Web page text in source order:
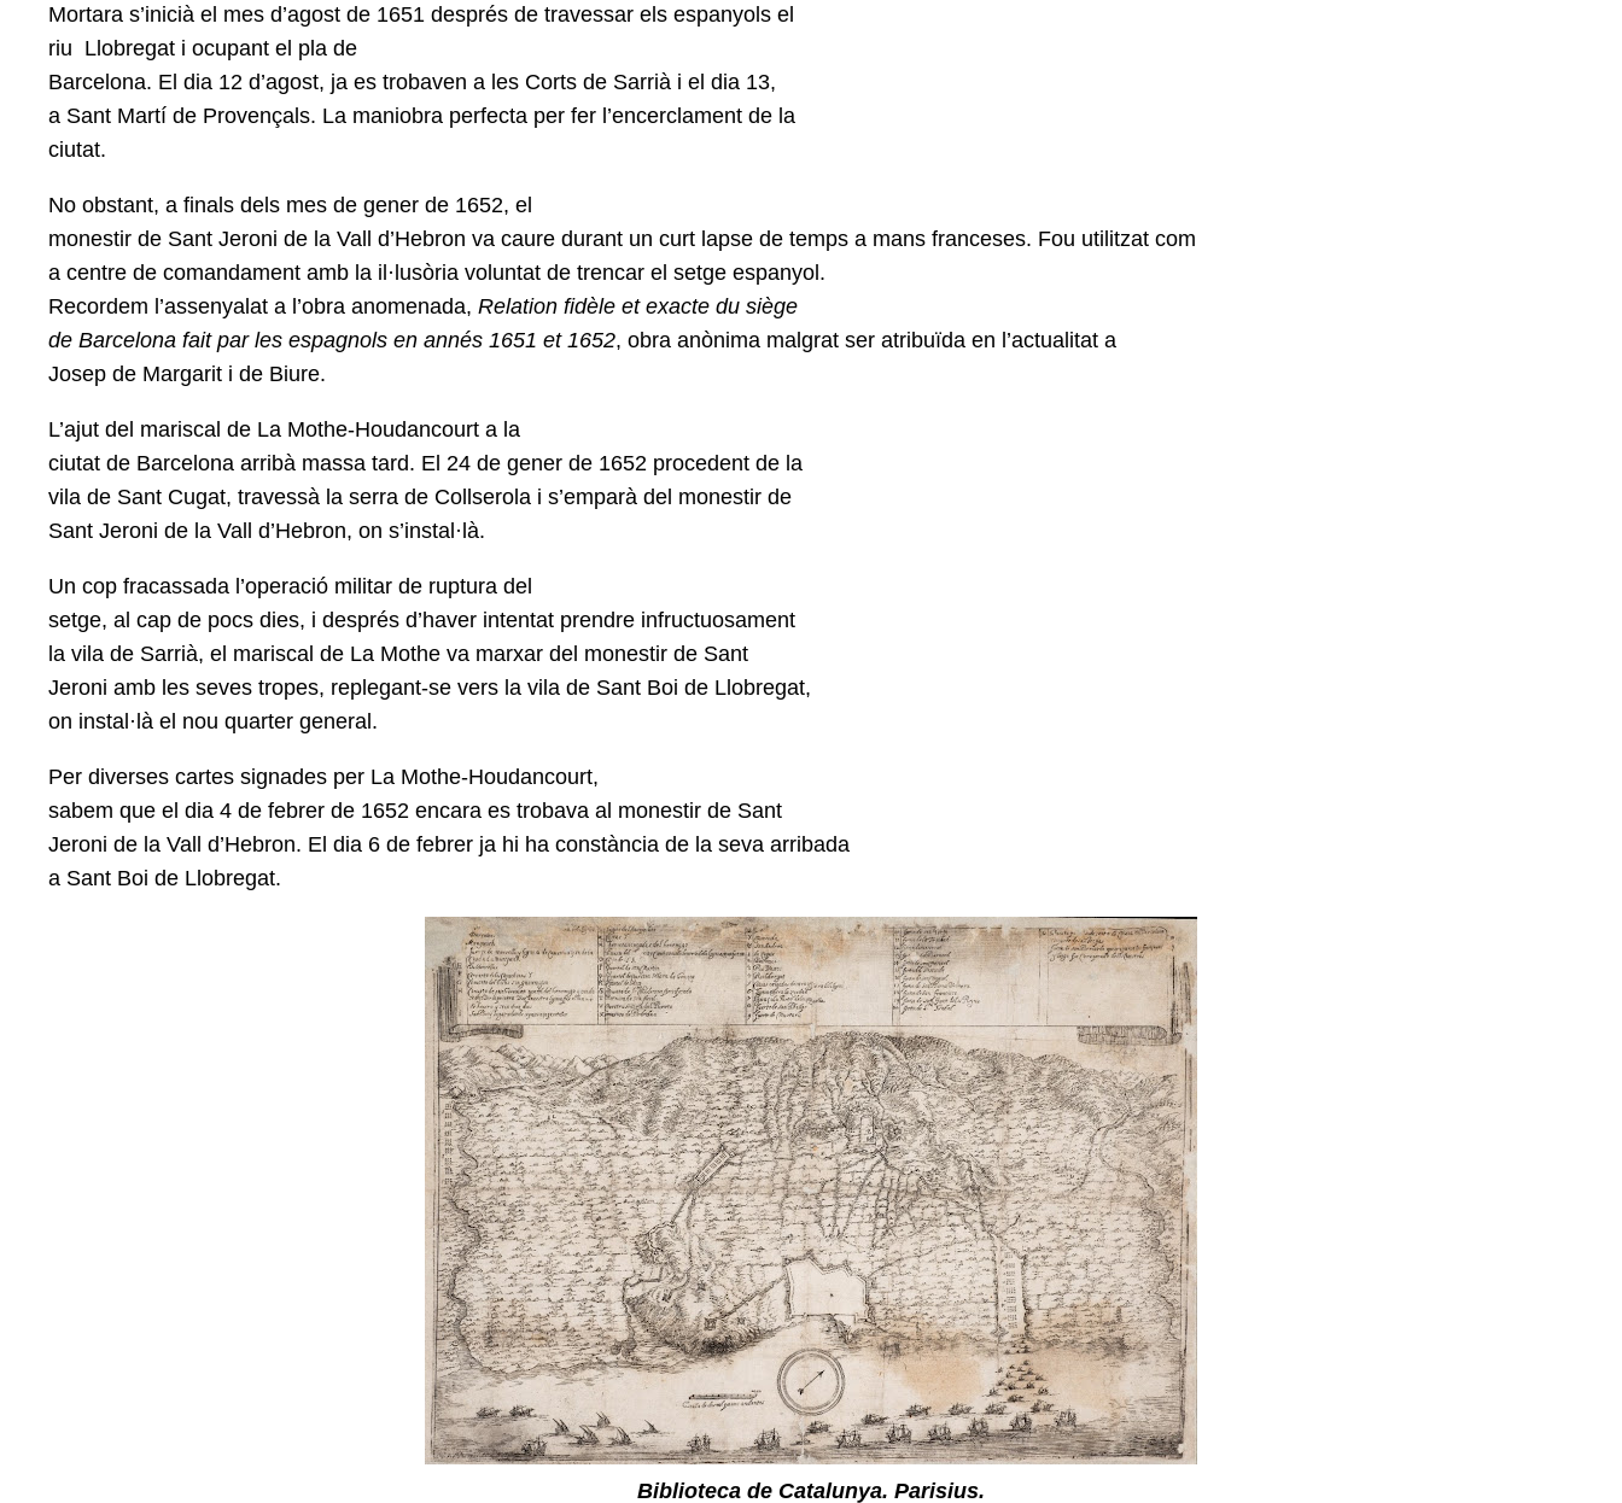
Mortara s’inicià el mes d’agost de 1651 després de travessar els espanyols el
riu Llobregat i ocupant el pla de
Barcelona. El dia 12 d’agost, ja es trobaven a les Corts de Sarrià i el dia 13,
a Sant Martí de Provençals. La maniobra perfecta per fer l’encerclament de la
ciutat.
No obstant, a finals dels mes de gener de 1652, el
monestir de Sant Jeroni de la Vall d’Hebron va caure durant un curt lapse de temps a mans franceses. Fou utilitzat com
a centre de comandament amb la il·lusòria voluntat de trencar el setge espanyol.
Recordem l’assenyalat a l’obra anomenada, Relation fidèle et exacte du siège
de Barcelona fait par les espagnols en annés 1651 et 1652, obra anònima malgrat ser atribuïda en l’actualitat a
Josep de Margarit i de Biure.
L’ajut del mariscal de La Mothe-Houdancourt a la
ciutat de Barcelona arribà massa tard. El 24 de gener de 1652 procedent de la
vila de Sant Cugat, travessà la serra de Collserola i s’emparà del monestir de
Sant Jeroni de la Vall d’Hebron, on s’instal·là.
Un cop fracassada l’operació militar de ruptura del
setge, al cap de pocs dies, i després d’haver intentat prendre infructuosament
la vila de Sarrià, el mariscal de La Mothe va marxar del monestir de Sant
Jeroni amb les seves tropes, replegant-se vers la vila de Sant Boi de Llobregat,
on instal·là el nou quarter general.
Per diverses cartes signades per La Mothe-Houdancourt,
sabem que el dia 4 de febrer de 1652 encara es trobava al monestir de Sant
Jeroni de la Vall d’Hebron. El dia 6 de febrer ja hi ha constància de la seva arribada
a Sant Boi de Llobregat.
Biblioteca de Catalunya. Parisius.